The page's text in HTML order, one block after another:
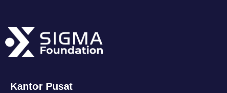
Kantor Pusat